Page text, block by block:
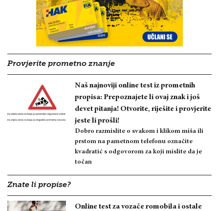
Provjerite prometno znanje
Naš najnoviji online test iz prometnih
propisa: Prepoznajete li ovaj znak i još
devet pitanja! Otvorite, riješite i provjerite
jeste li prošli!
Dobro razmislite o svakom i klikom miša ili
prstom na pametnom telefonu označite
kvadratić s odgovorom za koji mislite da je
točan
Znate li propise?
Online test za vozače romobila i ostale